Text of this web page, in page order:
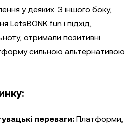
у деяких. З іншого боку,
LetsBONK.fun і підхід,
отримали позитивні
сильною альтернативою.
переваги: Платформи,